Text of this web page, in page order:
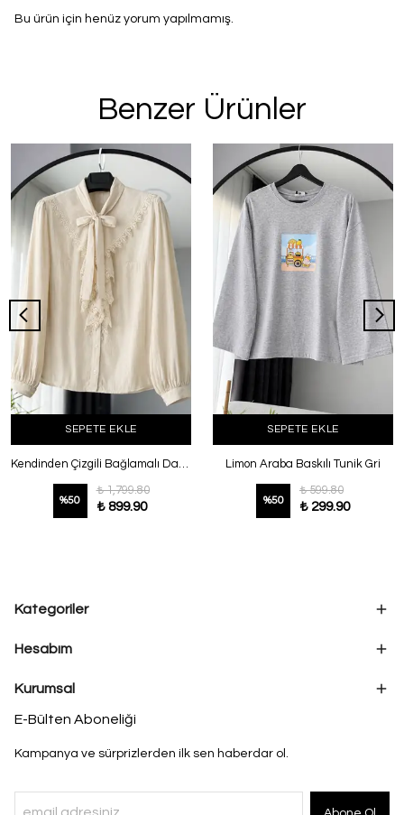
Bu ürün için henüz yorum yapılmamış.
Benzer Ürünler
SEPETE EKLE
Kendinden Çizgili Bağlamalı Dantel Detaylı Gömlek Taş
%50
₺ 1,799.80
₺ 899.90
SEPETE EKLE
Limon Araba Baskılı Tunik Gri
%50
₺ 599.80
₺ 299.90
Kategoriler
Hesabım
Kurumsal
E-Bülten Aboneliği
Kampanya ve sürprizlerden ilk sen haberdar ol.